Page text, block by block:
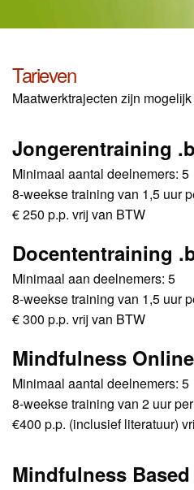
Tarieven
Maatwerktrajecten zijn
Jongerentraining .b
Minimaal aantal deelnemers: 5
8-weekse training van 1,5 uur
€ 250 p.p. vrij van BTW
Docententraining
Minimaal aan deelnemers: 5
8-weekse training van 1,5 uur
€ 300 p.p. vrij van BTW
Mindfulness
Minimaal aantal deelnemers: 5
8-weekse training van 2 uur
€400 p.p. (inclusief literatuur)
Mindfulness